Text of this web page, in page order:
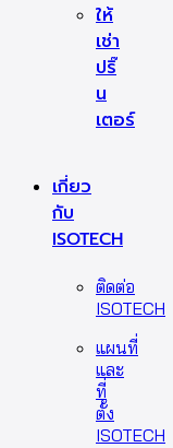
ให้
เช่า
ปริ๊
น
เตอร์
เกี่ยว
กับ
ISOTECH
ติดต่อ
ISOTECH
แผนที่
และ
ที่
ตั้ง
ISOTECH